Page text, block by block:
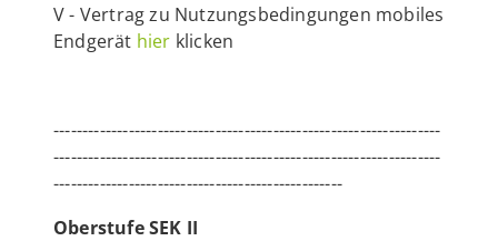
V - Vertrag zu Nutzungsbedingungen mobiles
Endgerät hier klicken
-------------------------------------------------------------------
-------------------------------------------------------------------
--------------------------------------------------
Oberstufe SEK II